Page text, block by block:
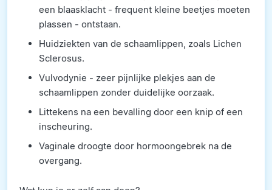
een blaasklacht - frequent kleine beetjes moeten
plassen - ontstaan.
Huidziekten van de schaamlippen, zoals Lichen
Sclerosus.
Vulvodynie - zeer pijnlijke plekjes aan de
schaamlippen zonder duidelijke oorzaak.
Littekens na een bevalling door een knip of een
inscheuring.
Vaginale droogte door hormoongebrek na de
overgang.